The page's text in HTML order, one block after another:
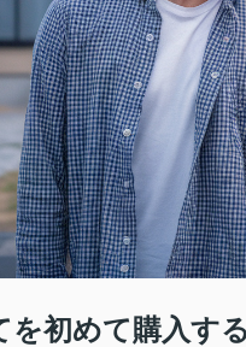
を初めて購入す